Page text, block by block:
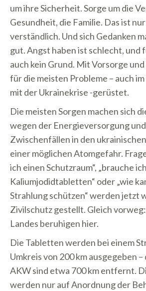
um ihre Sicherheit. Sorge um die
Gesundheit, die Familie. Das ist
verständlich. Und sich Gedanken
gut. Angst haben ist schlecht, und
auch kein Grund. Mit Vorsorge
für die meisten Probleme – auch
mit der Ukrainekrise -gerüstet.
Die meisten Sorgen machen sich
wegen der Energieversorgung
Zwischenfällen in den
einer möglichen Atomgefahr.
ich einen Schutzraum“, „brauche ich
Kaliumjodidtabletten“ oder „wie
Strahlung schützen“ werden jetzt
Zivilschutz gestellt. Gleich
Landes beruhigen hier.
Die Tabletten werden bei einem
Umkreis von 200 km ausgegeben
AKW sind etwa 700 km entfernt.
werden nur auf Anordnung der